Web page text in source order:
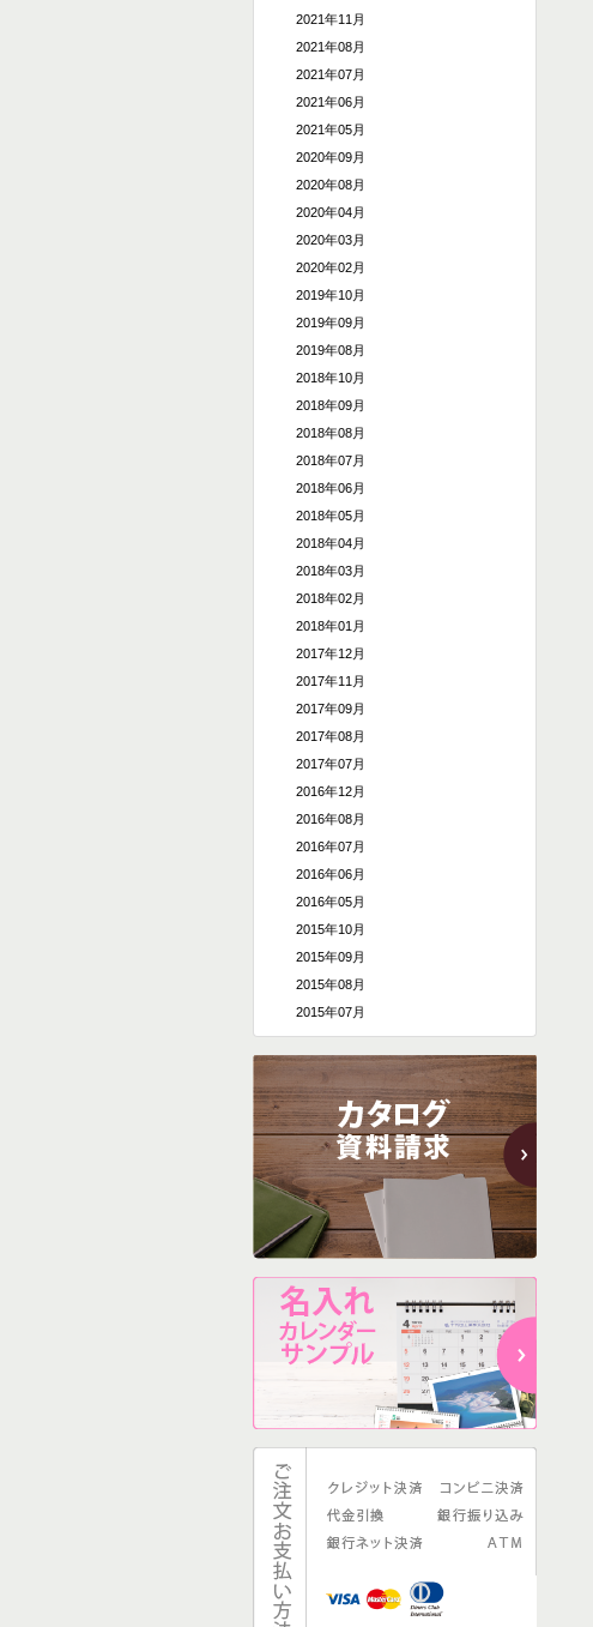
2021年11月
2021年08月
2021年07月
2021年06月
2021年05月
2020年09月
2020年08月
2020年04月
2020年03月
2020年02月
2019年10月
2019年09月
2019年08月
2018年10月
2018年09月
2018年08月
2018年07月
2018年06月
2018年05月
2018年04月
2018年03月
2018年02月
2018年01月
2017年12月
2017年11月
2017年09月
2017年08月
2017年07月
2016年12月
2016年08月
2016年07月
2016年06月
2016年05月
2015年10月
2015年09月
2015年08月
2015年07月